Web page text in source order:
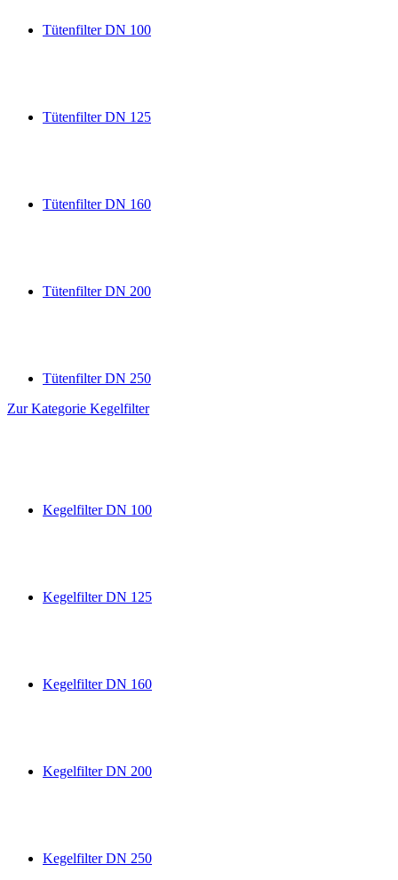
Tütenfilter DN 100
Tütenfilter DN 125
Tütenfilter DN 160
Tütenfilter DN 200
Tütenfilter DN 250
Zur Kategorie Kegelfilter
Kegelfilter DN 100
Kegelfilter DN 125
Kegelfilter DN 160
Kegelfilter DN 200
Kegelfilter DN 250